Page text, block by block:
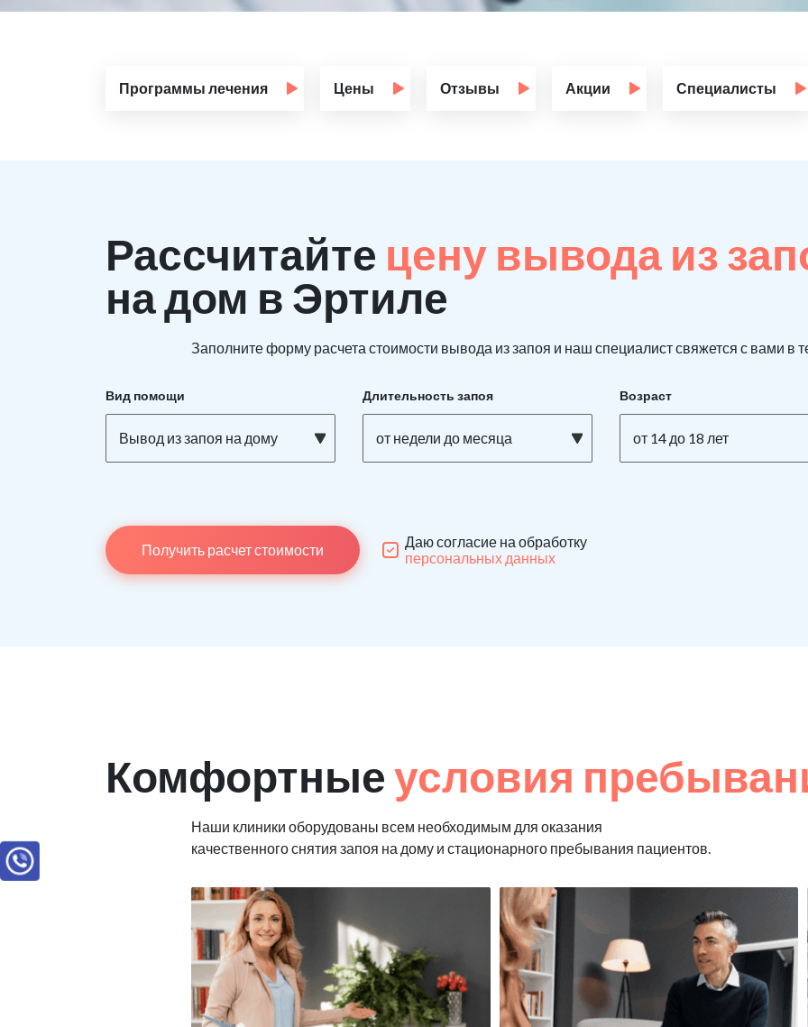
Программы лечения Цены Отзывы Акции Специалисты
Рассчитайте цену вывода из
на дом в Эртиле
Заполните форму расчета стоимости вывода из запоя и наш специалист свяжется с вами в
Вид помощи
Вывод из запоя на дому
Длительность запоя
от недели до месяца
Возраст
от 14 до 18 лет
Получить расчет стоимости
Даю согласие на обработку
персональных данных
Комфортныеусловия
Наши клиники оборудованы всем необходимым для оказания
качественного снятия запоя на дому и стационарного пребывания пациентов.